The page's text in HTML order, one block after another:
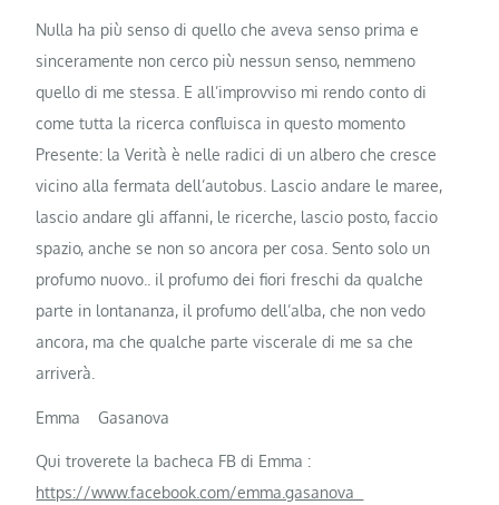
Nulla ha più senso di quello che aveva senso prima e
sinceramente non cerco più nessun senso, nemmeno
quello di me stessa. E all’improvviso mi rendo conto di
come tutta la ricerca confluisca in questo momento
Presente: la Verità è nelle radici di un albero che cresce
vicino alla fermata dell’autobus. Lascio andare le maree,
lascio andare gli affanni, le ricerche, lascio posto, faccio
spazio, anche se non so ancora per cosa. Sento solo un
profumo nuovo.. il profumo dei fiori freschi da qualche
parte in lontananza, il profumo dell’alba, che non vedo
ancora, ma che qualche parte viscerale di me sa che
arriverà.
Emma Gasanova
Qui troverete la bacheca FB di Emma :
https://www.facebook.com/emma.gasanova